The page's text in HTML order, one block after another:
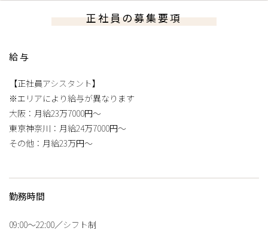
正社員の募集要項
給与
【正社員アシスタント】
※エリアにより給与が異なります
大阪：月給23万7000円～
東京神奈川：月給24万7000円～
その他：月給23万円～
勤務時間
09:00〜22:00／シフト制